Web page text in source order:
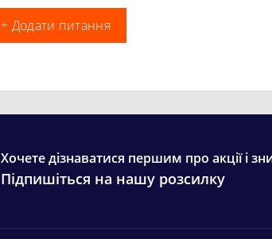
+ Додати питання
Хочете дізнаватися першим про акції і
Підпишіться на нашу розсилку